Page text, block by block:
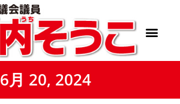
6月 20, 2024